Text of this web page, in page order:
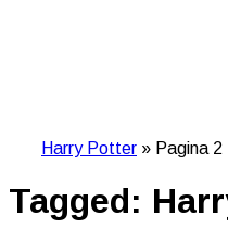
Harry Potter » Pagina 2
Tagged: